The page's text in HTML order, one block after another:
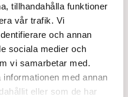
tillhandahålla funktioner
vår trafik. Vi
och annan
sociala medier och
vi samarbetar med.
med annan
eller som de har